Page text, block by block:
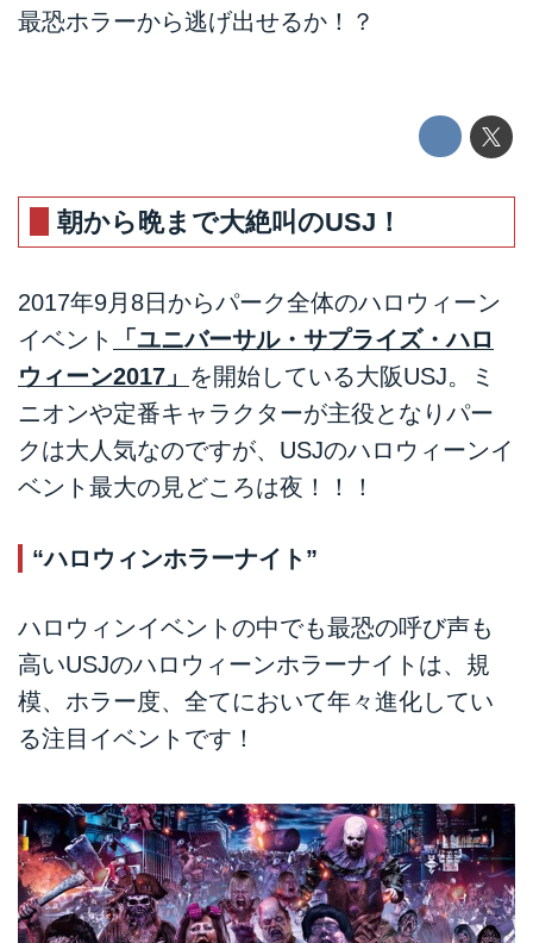
最恐ホラーから逃げ出せるか！？
朝から晩まで大絶叫のUSJ！
2017年9月8日からパーク全体のハロウィーン
イベント
「ユニバーサル・サプライズ・ハロ
ウィーン2017」 を開始している大阪USJ。ミ
ニオンや定番キャラクターが主役となりパー
クは大人気なのですが、USJのハロウィーンイ
ベント最大の見どころは夜！！！
“ハロウィンホラーナイト”
ハロウィンイベントの中でも最恐の呼び声も
高いUSJのハロウィーンホラーナイトは、規
模、ホラー度、全てにおいて年々進化してい
る注目イベントです！